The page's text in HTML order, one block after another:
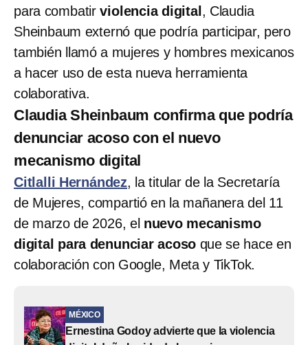
para combatirviolencia digital , Claudia
Sheinbaum externó que podría participar, pero
también llamó a mujeres y hombres mexicanos
a hacer uso de esta nueva herramienta
colaborativa.
Claudia Sheinbaum confirma que podría
denunciar acoso con el nuevo
mecanismo digital
Citlalli Hernández, la titular de la Secretaría
de Mujeres, compartió en la mañanera del 11
de marzo de 2026, el nuevo mecanismo
digital para denunciar acoso que se hace en
colaboración con Google, Meta y TikTok.
MÉXICO
Ernestina Godoy advierte que la violencia